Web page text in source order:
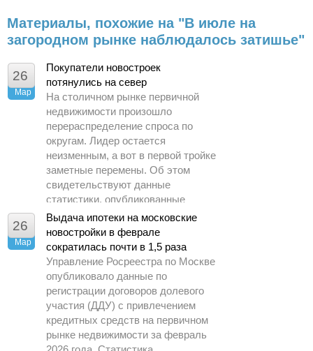
Материалы, похожие на "В июле на
загородном рынке наблюдалось затишье"
26
Мар
Покупатели новостроек
потянулись на север
На столичном рынке первичной
недвижимости произошло
перераспределение спроса по
округам. Лидер остается
неизменным, а вот в первой тройке
заметные перемены. Об этом
свидетельствуют данные
статистики, опубликованные
Управлением Росреестра по
Москве.
26
Мар
Выдача ипотеки на московские
новостройки в феврале
сократилась почти в 1,5 раза
Управление Росреестра по Москве
опубликовало данные по
регистрации договоров долевого
участия (ДДУ) с привлечением
кредитных средств на первичном
рынке недвижимости за февраль